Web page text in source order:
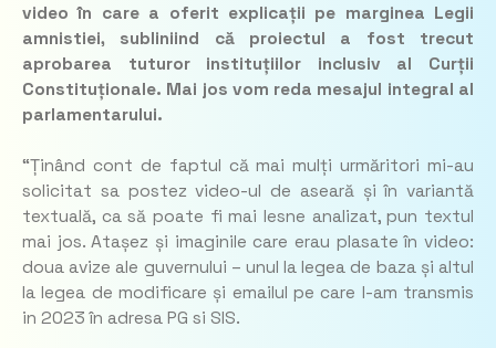
video în care a oferit explicații pe marginea Legii
amnistiei, subliniind că proiectul a fost trecut
aprobarea tuturor instituțiilor inclusiv al Curții
Constituționale. Mai jos vom reda mesajul integral al
parlamentarului.
“Ținând cont de faptul că mai mulți urmăritori mi-au
solicitat sa postez video-ul de aseară și în variantă
textuală, ca să poate fi mai lesne analizat, pun textul
mai jos. Atașez și imaginile care erau plasate în video:
doua avize ale guvernului – unul la legea de baza și altul
la legea de modificare și emailul pe care l-am transmis
in 2023 în adresa PG si SIS.